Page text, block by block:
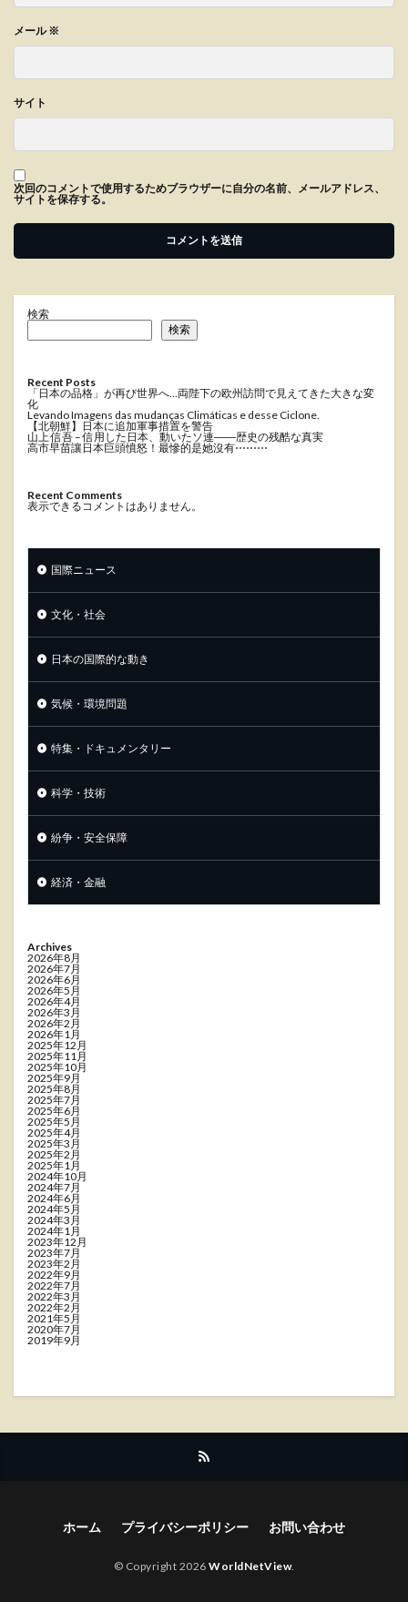
メール※
サイト
次回のコメントで使用するためブラウザーに自分の名前、メールアドレス、
サイトを保存する。
検索
検索
Recent Posts
「日本の品格」が再び世界へ…両陛下の欧州訪問で見えてきた大きな変
化
Levando Imagens das mudanças Climáticas e desse Ciclone.
【北朝鮮】日本に追加軍事措置を警告
山上 信吾 – 信用した日本、動いたソ連――歴史の残酷な真実
高市早苗讓日本巨頭憤怒！最慘的是她沒有⋯⋯⋯
Recent Comments
表示できるコメントはありません。
国際ニュース
文化・社会
日本の国際的な動き
気候・環境問題
特集・ドキュメンタリー
科学・技術
紛争・安全保障
経済・金融
Archives
2026年8月
2026年7月
2026年6月
2026年5月
2026年4月
2026年3月
2026年2月
2026年1月
2025年12月
2025年11月
2025年10月
2025年9月
2025年8月
2025年7月
2025年6月
2025年5月
2025年4月
2025年3月
2025年2月
2025年1月
2024年10月
2024年7月
2024年6月
2024年5月
2024年3月
2024年1月
2023年12月
2023年7月
2023年2月
2022年9月
2022年7月
2022年3月
2022年2月
2021年5月
2020年7月
2019年9月
ホーム プライバシーポリシー お問い合わせ
© Copyright 2026 WorldNetView.